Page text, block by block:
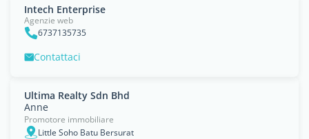
Intech Enterprise
Agenzie web
6737135735
Contattaci
Ultima Realty Sdn Bhd
Anne
Promotore immobiliare
Little Soho Batu Bersurat